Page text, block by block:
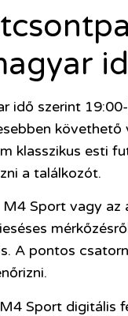
idő szerint
klasszikus esti
a találkozót.
Sport vagy az
A pontos
Sport digitális